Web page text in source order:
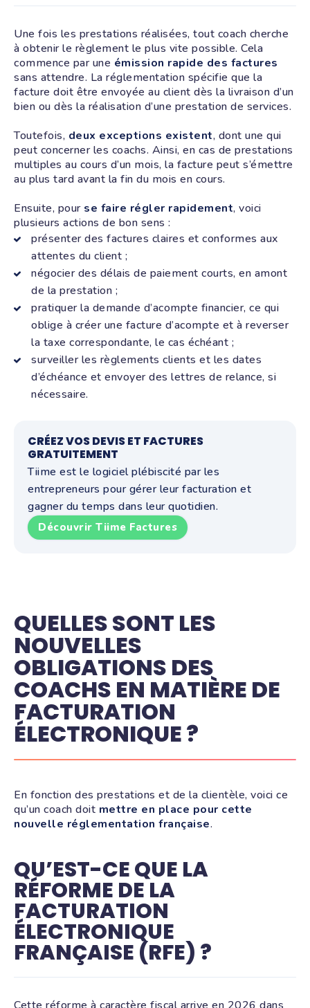
Une fois les prestations réalisées, tout coach cherche
à obtenir le règlement le plus vite possible. Cela
commence par une émission rapide des factures
sans attendre. La réglementation spécifie que la
facture doit être envoyée au client dès la livraison d’un
bien ou dès la réalisation d’une prestation de services.
Toutefois, deux exceptions existent, dont une qui
peut concerner les coachs. Ainsi, en cas de prestations
multiples au cours d’un mois, la facture peut s’émettre
au plus tard avant la fin du mois en cours.
Ensuite, pour se faire régler rapidement, voici
plusieurs actions de bon sens :
présenter des factures claires et conformes aux
attentes du client ;
négocier des délais de paiement courts, en amont
de la prestation ;
pratiquer la demande d’acompte financier, ce qui
oblige à créer une facture d’acompte et à reverser
la taxe correspondante, le cas échéant ;
surveiller les règlements clients et les dates
d’échéance et envoyer des lettres de relance, si
nécessaire.
CRÉEZ VOS DEVIS ET FACTURES
GRATUITEMENT
Tiime est le logiciel plébiscité par les
entrepreneurs pour gérer leur facturation et
gagner du temps dans leur quotidien.
Découvrir Tiime Factures
QUELLES SONT LES
NOUVELLES
OBLIGATIONS DES
COACHS EN MATIÈRE DE
FACTURATION
ÉLECTRONIQUE ?
En fonction des prestations et de la clientèle, voici ce
qu’un coach doit mettre en place pour cette
nouvelle réglementation française.
QU’EST-CE QUE LA
RÉFORME DE LA
FACTURATION
ÉLECTRONIQUE
FRANÇAISE (RFE) ?